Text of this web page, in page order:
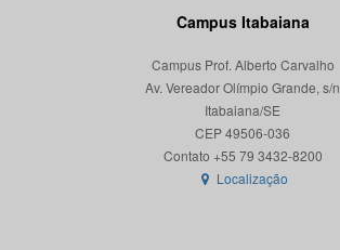
Campus Itabaiana
Campus Prof. Alberto Carvalho
Av. Vereador Olímpio Grande, s/n
Itabaiana/SE
CEP 49506-036
Localização